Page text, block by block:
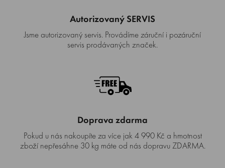
Autorizovaný SERVIS
Jsme autorizovaný servis. Provádíme záruční i pozáruční
servis prodávaných značek.
Doprava zdarma
Pokud u nás nakoupíte za více jak 4 990 Kč a hmotnost
zboží nepřesáhne 30 kg máte od nás dopravu ZDARMA.